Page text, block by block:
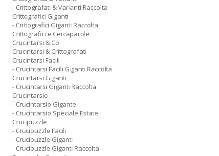
- Crittografati & Varianti Raccolta
Crittografici Giganti
- Crittografici Giganti Raccolta
Crittografici e Cercaparole
Crucintarsi & Co
Crucintarsi & Crittografati
Crucintarsi Facili
- Crucintarsi Facili Giganti Raccolta
Crucintarsi Giganti
- Crucintarsi Giganti Raccolta
Crucintarsio
- Crucintarsio Gigante
- Crucintarsio Speciale Estate
Crucipuzzle
- Crucipuzzle Facili
- Crucipuzzle Giganti
- Crucipuzzle Giganti Raccolta